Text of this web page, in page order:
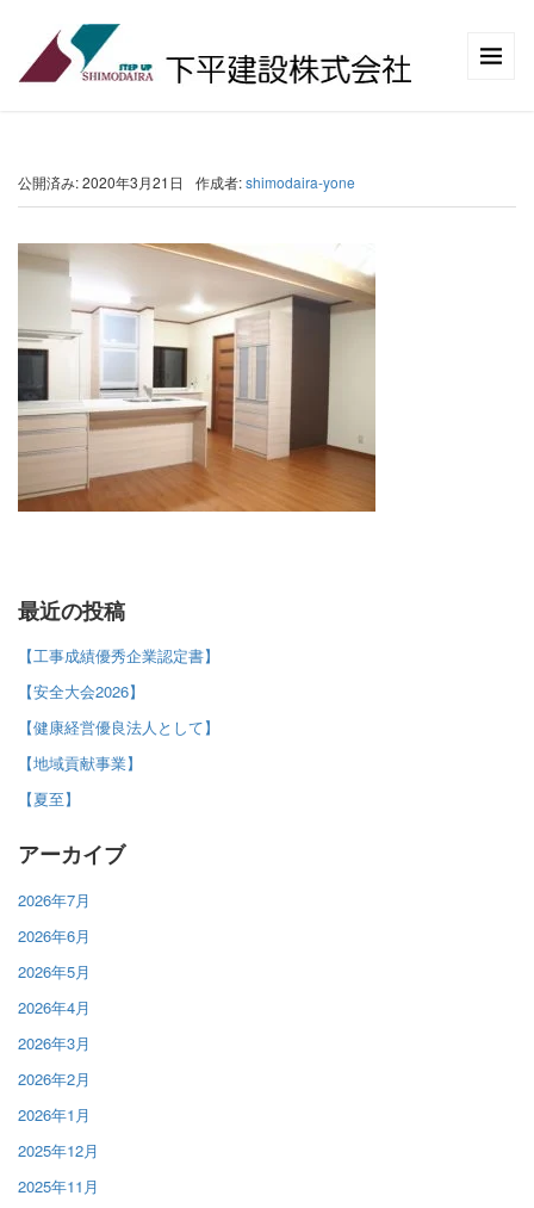
公開済み: 2020年3月21日 作成者:shimodaira-yone
最近の投稿
【工事成績優秀企業認定書】
【安全大会2026】
【健康経営優良法人として】
【地域貢献事業】
【夏至】
アーカイブ
2026年7月
2026年6月
2026年5月
2026年4月
2026年3月
2026年2月
2026年1月
2025年12月
2025年11月